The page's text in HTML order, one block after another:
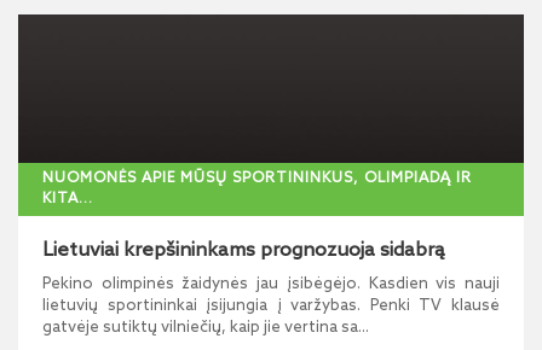
NUOMONĖS APIE MŪSŲ SPORTININKUS, OLIMPIADĄ IR
KITA...
Lietuviai krepšininkams prognozuoja sidabrą
Pekino olimpinės žaidynės jau įsibėgėjo. Kasdien vis nauji
lietuvių sportininkai įsijungia į varžybas. Penki TV klausė
gatvėje sutiktų vilniečių, kaip jie vertina sa...